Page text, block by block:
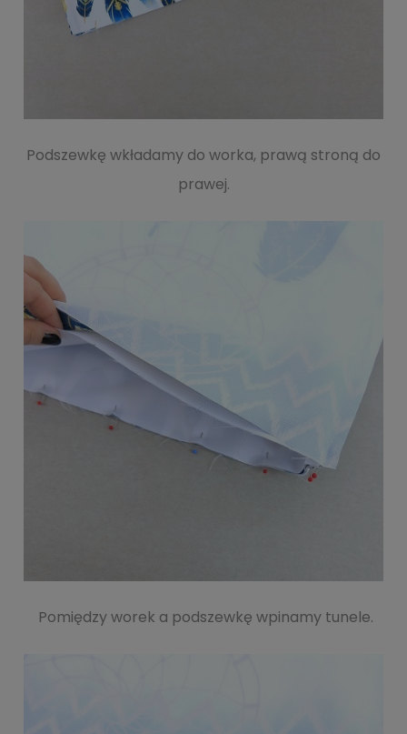
Podszewkę wkładamy do worka, prawą stroną do
prawej.
Pomiędzy worek a podszewkę wpinamy tunele.